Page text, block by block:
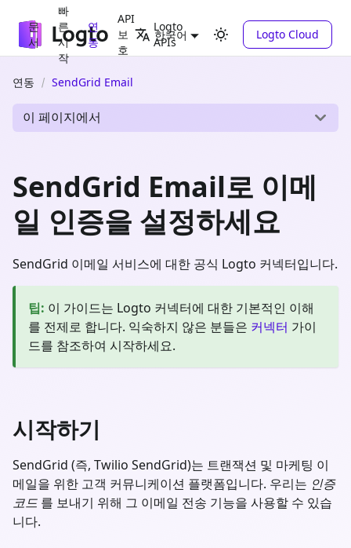
문
서
빠
른
시
작
연
동
API
보
호
Logto
APIs
한국어 Logto Cloud
연동 SendGrid Email
이 페이지에서
SendGrid Email로 이메
일 인증을 설정하세요
SendGrid 이메일 서비스에 대한 공식 Logto 커넥터입니다.
팁: 이 가이드는 Logto 커넥터에 대한 기본적인 이해
를 전제로 합니다. 익숙하지 않은 분들은 커넥터 가이
드를 참조하여 시작하세요.
시작하기
SendGrid (즉, Twilio SendGrid)는 트랜잭션 및 마케팅 이
메일을 위한 고객 커뮤니케이션 플랫폼입니다. 우리는 인증
코드 를 보내기 위해 그 이메일 전송 기능을 사용할 수 있습
니다.